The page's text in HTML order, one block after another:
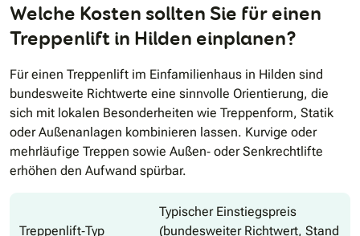
Welche Kosten sollten Sie für einen
Treppenlift in Hilden einplanen?
Für einen Treppenlift im Einfamilienhaus in Hilden sind
bundesweite Richtwerte eine sinnvolle Orientierung, die
sich mit lokalen Besonderheiten wie Treppenform, Statik
oder Außenanlagen kombinieren lassen. Kurvige oder
mehrläufige Treppen sowie Außen‐ oder Senkrechtlifte
erhöhen den Aufwand spürbar.
Treppenlift‐Typ
Typischer Einstiegspreis
(bundesweiter Richtwert, Stand